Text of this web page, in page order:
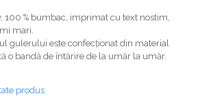
100 % bumbac, imprimat cu text nostim,
mari.
gulerului este confecționat din material
o bandă de întărire de la umăr la umăr.
produs